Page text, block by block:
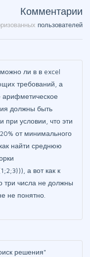
Комментарии
пользователей
ли в в excel
требований, а
должны быть
условии, что эти
от минимального
найти среднюю
а вот как к
три числа не должны
не понятно.
решения"